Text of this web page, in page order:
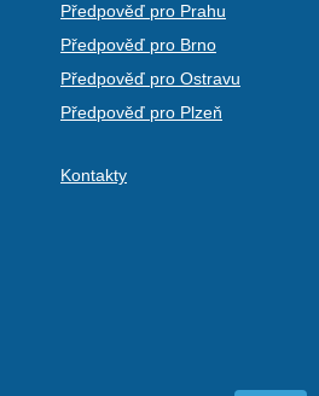
Předpověď pro Prahu
Předpověď pro Brno
Předpověď pro Ostravu
Předpověď pro Plzeň
Kontakty